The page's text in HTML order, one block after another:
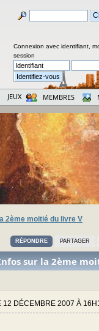
Connexion avec identifiant,
session
JEUX MEMBRES
2ème moitié du livre V
RÉPONDRE PARTAGER
sur la 2ème
12 DÉCEMBRE 2007 À